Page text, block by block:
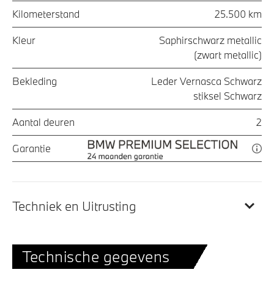
Kilometerstand 25.500 km
Kleur
Saphirschwarz metallic
(zwart metallic)
Bekleding
Leder Vernasca Schwarz
stiksel Schwarz
Aantal deuren 2
Garantie
Techniek en Uitrusting
Technische gegevens